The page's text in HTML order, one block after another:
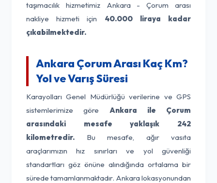
taşımacılık hizmetimiz Ankara - Çorum arası
nakliye hizmeti için 40.000 liraya kadar
çıkabilmektedir.
Ankara Çorum Arası Kaç Km?
Yol ve Varış Süresi
Karayolları Genel Müdürlüğü verilerine ve GPS
sistemlerimize göre Ankara ile Çorum
arasındaki mesafe yaklaşık 242
kilometredir. Bu mesafe, ağır vasıta
araçlarımızın hız sınırları ve yol güvenliği
standartları göz önüne alındığında ortalama bir
sürede tamamlanmaktadır. Ankara lokasyonundan